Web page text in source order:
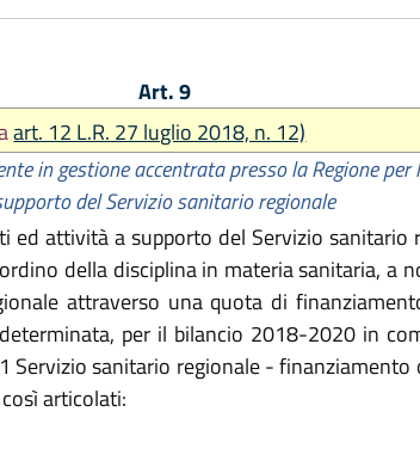
Art. 9
art. 12 L.R. 27 luglio 2018, n. 12)
in gestione accentrata presso la Regione
del Servizio sanitario regionale
attività a supporto del Servizio sanitario
della disciplina in materia sanitaria, a
attraverso una quota di
per il bilancio 2018-2020 in
sanitario regionale -
articolati: